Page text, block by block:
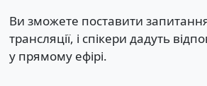
Ви зможете поставити
трансляції, і спікери дадуть
у прямому ефірі.